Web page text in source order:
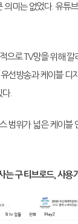
의미는 없었다. 유튜
으로 TV망을 위해
선방송과 케이블 디
다.
범위가 넓은 케이블
는 구 티브로드, 사용